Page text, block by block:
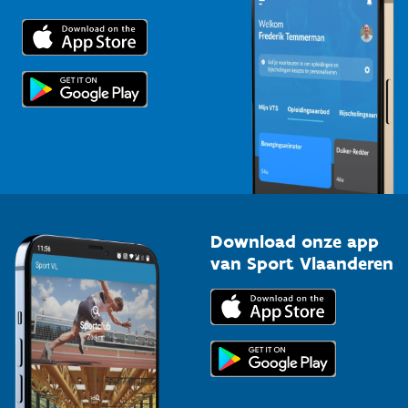
Trainers en begeleiders
Topsporters
Voor de pers
Download onze app
van Sport Vlaanderen